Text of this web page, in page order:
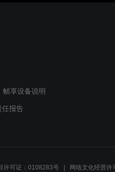
帧享设备说明
任报告
许可证：0108283号 网络文化经营